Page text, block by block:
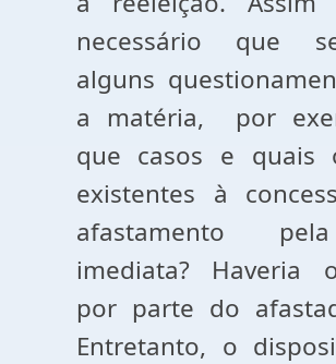
necessário que
alguns
a matéria, por
que casos e quais
existentes à
afastamento
imediata? Haveria
por parte do
Entretanto, o